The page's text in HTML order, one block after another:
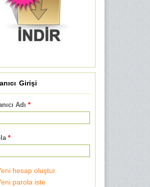
Girişi
Adı *
*
hesap oluştur
parola iste